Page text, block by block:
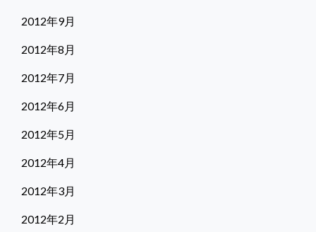
2012年9月
2012年8月
2012年7月
2012年6月
2012年5月
2012年4月
2012年3月
2012年2月